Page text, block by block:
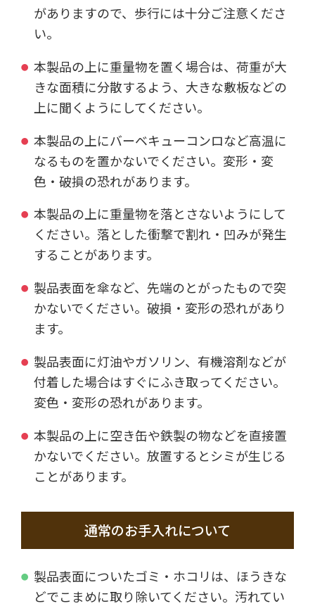
がありますので、歩行には十分ご注意くださ
い。
本製品の上に重量物を置く場合は、荷重が大
きな面積に分散するよう、大きな敷板などの
上に聞くようにしてください。
本製品の上にバーベキューコンロなど高温に
なるものを置かないでください。変形・変
色・破損の恐れがあります。
本製品の上に重量物を落とさないようにして
ください。落とした衝撃で割れ・凹みが発生
することがあります。
製品表面を傘など、先端のとがったもので突
かないでください。破損・変形の恐れがあり
ます。
製品表面に灯油やガソリン、有機溶剤などが
付着した場合はすぐにふき取ってください。
変色・変形の恐れがあります。
本製品の上に空き缶や鉄製の物などを直接置
かないでください。放置するとシミが生じる
ことがあります。
通常のお手入れについて
製品表面についたゴミ・ホコリは、ほうきな
どでこまめに取り除いてください。汚れてい